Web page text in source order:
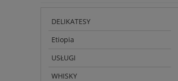
DELIKATESY
Etiopia
USŁUGI
WHISKY